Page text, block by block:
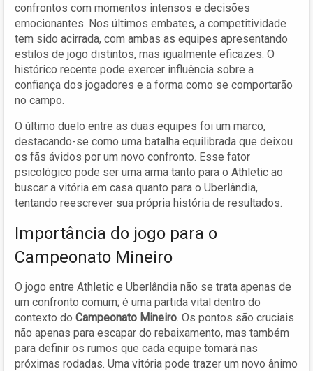
confrontos com momentos intensos e decisões
emocionantes. Nos últimos embates, a competitividade
tem sido acirrada, com ambas as equipes apresentando
estilos de jogo distintos, mas igualmente eficazes. O
histórico recente pode exercer influência sobre a
confiança dos jogadores e a forma como se comportarão
no campo.
O último duelo entre as duas equipes foi um marco,
destacando-se como uma batalha equilibrada que deixou
os fãs ávidos por um novo confronto. Esse fator
psicológico pode ser uma arma tanto para o Athletic ao
buscar a vitória em casa quanto para o Uberlândia,
tentando reescrever sua própria história de resultados.
Importância do jogo para o
Campeonato Mineiro
O jogo entre Athletic e Uberlândia não se trata apenas de
um confronto comum; é uma partida vital dentro do
contexto do Campeonato Mineiro. Os pontos são cruciais
não apenas para escapar do rebaixamento, mas também
para definir os rumos que cada equipe tomará nas
próximas rodadas. Uma vitória pode trazer um novo ânimo